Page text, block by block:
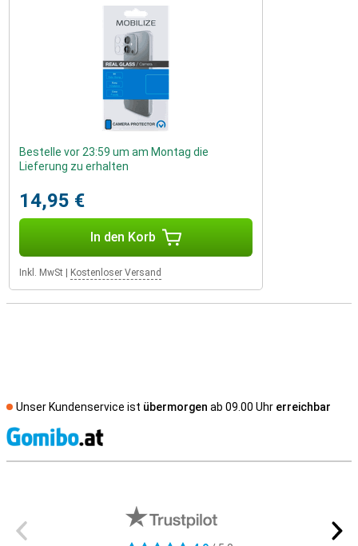
Bestelle vor 23:59 um am Montag die
Lieferung zu erhalten
14,95 €
In den Korb
Inkl. MwSt Kostenloser Versand
Unser Kundenservice ist übermorgen ab 09.00 Uhr erreichbar